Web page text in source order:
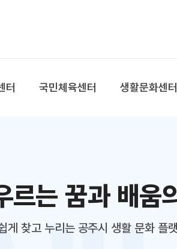
터 국민체육센터 생활문화센터
르는 꿈과 배움
게 찾고 누리는 공주시 생활 문화 플